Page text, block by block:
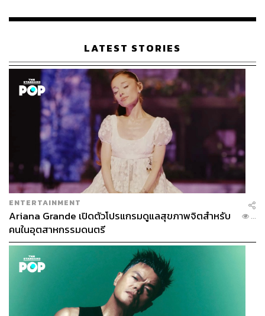
เรือนไทยที่ถูกซุกไว้
LATEST STORIES
ENTERTAINMENT
Ariana Grande เปิดตัวโปรแกรมดูแลสุขภาพจิตสำหรับ
คนในอุตสาหกรรมดนตรี
...